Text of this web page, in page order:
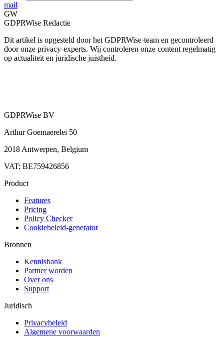
mail
GW
GDPRWise Redactie
Dit artikel is opgesteld door het GDPRWise-team en gecontroleerd
door onze privacy-experts. Wij controleren onze content regelmatig
op actualiteit en juridische juistheid.
GDPRWise BV
Arthur Goemaerelei 50
2018 Antwerpen, Belgium
VAT: BE759426856
Product
Features
Pricing
Policy Checker
Cookiebeleid-generator
Bronnen
Kennisbank
Partner worden
Over ons
Support
Juridisch
Privacybeleid
Algemene voorwaarden